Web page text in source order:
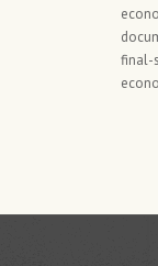
final-